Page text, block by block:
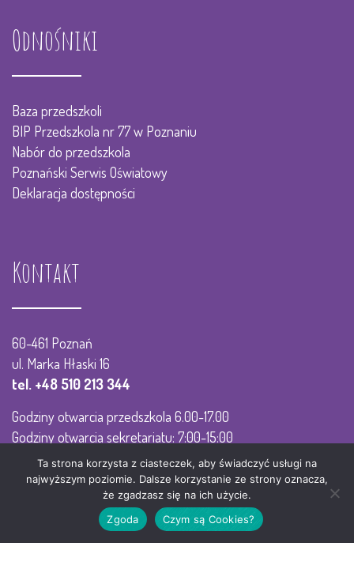
Odnośniki
Baza przedszkoli
BIP Przedszkola nr 77 w Poznaniu
Nabór do przedszkola
Poznański Serwis Oświatowy
Deklaracja dostępności
Kontakt
60-461 Poznań
ul. Marka Hłaski 16
tel. +48 510 213 344
Godziny otwarcia przedszkola 6.00-17.00
Godziny otwarcia sekretariatu: 7:00-15:00
e-mail: p77.koraliki@gmail.com
Ta strona korzysta z ciasteczek, aby świadczyć usługi na
najwyższym poziomie. Dalsze korzystanie ze strony oznacza,
że zgadzasz się na ich użycie.
Zgoda
Czym są Cookies?